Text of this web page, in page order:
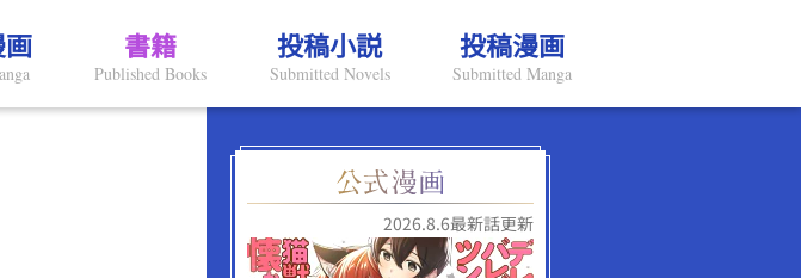
書籍
Published Books
投稿小説
Submitted Novels
投稿漫画
Submitted Manga
2026.8.6最新話更新